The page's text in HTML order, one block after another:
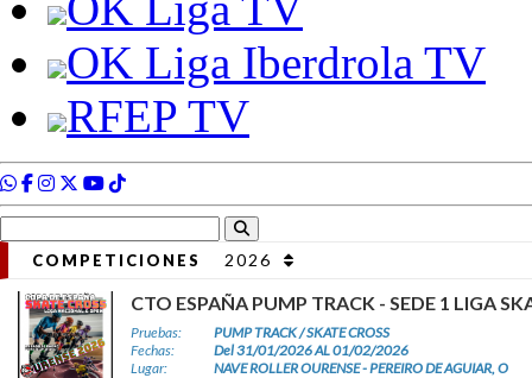
COMPETICIONES 2026
CTO ESPAÑA PUMP TRACK - SEDE 1 LIGA
Pruebas:
PUMP TRACK / SKATE CROSS
Fechas:
Del 31/01/2026 AL 01/02/2026
Lugar:
NAVE ROLLER OURENSE - PEREIRO DE AGUIAR, O